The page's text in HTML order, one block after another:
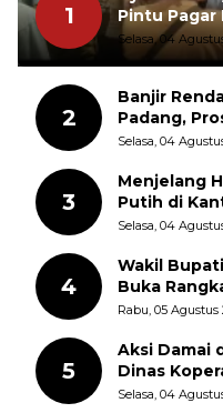
1
Pintu Pagar
Selasa, 04
2
Banjir
Padang,
Selasa, 04
3
Menjelang
Putih di
Disorot
Selasa, 04
4
Wakil
Buka
Rabu, 05
5
Aksi Damai
Dinas
dan
Selasa, 04